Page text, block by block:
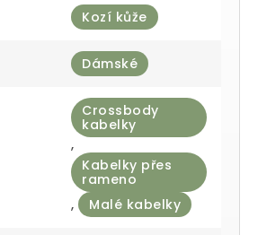
Kozí kůže
Dámské
Crossbody
kabelky
,
Kabelky přes
rameno
,
Malé kabelky